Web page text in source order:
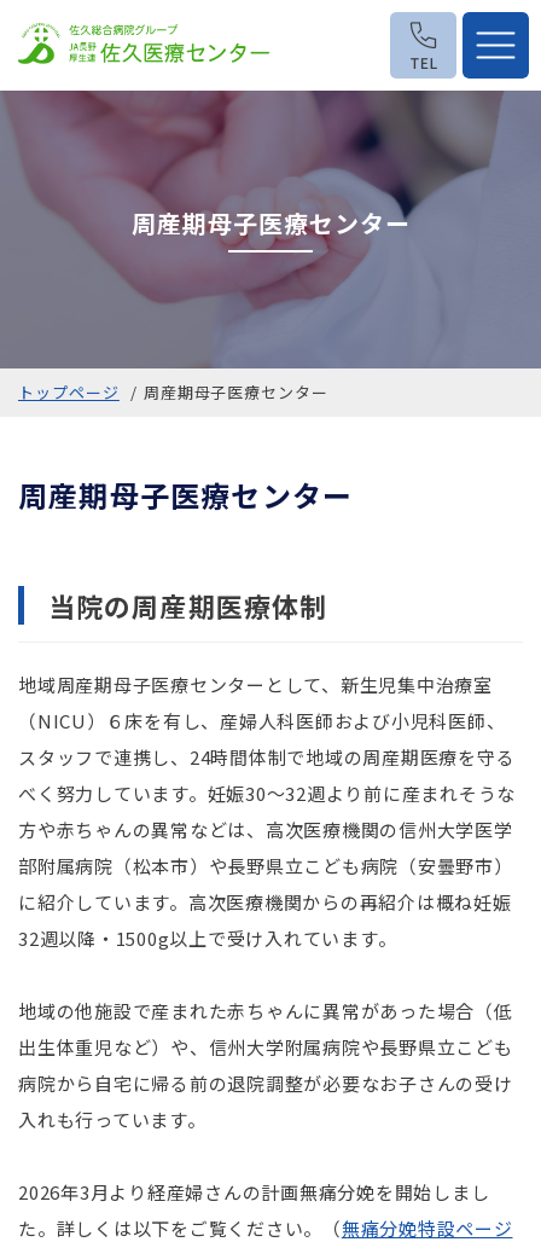
周産期母子医療センター
トップページ 周産期母子医療センター
周産期母子医療センター
当院の周産期医療体制
地域周産期母子医療センターとして、新生児集中治療室
（NICU）６床を有し、産婦人科医師および小児科医師、
スタッフで連携し、24時間体制で地域の周産期医療を守る
べく努力しています。妊娠30～32週より前に産まれそうな
方や赤ちゃんの異常などは、高次医療機関の信州大学医学
部附属病院（松本市）や長野県立こども病院（安曇野市）
に紹介しています。高次医療機関からの再紹介は概ね妊娠
32週以降・1500g以上で受け入れています。
地域の他施設で産まれた赤ちゃんに異常があった場合（低
出生体重児など）や、信州大学附属病院や長野県立こども
病院から自宅に帰る前の退院調整が必要なお子さんの受け
入れも行っています。
2026年3月より経産婦さんの計画無痛分娩を開始しまし
た。詳しくは以下をご覧ください。（無痛分娩特設ページ